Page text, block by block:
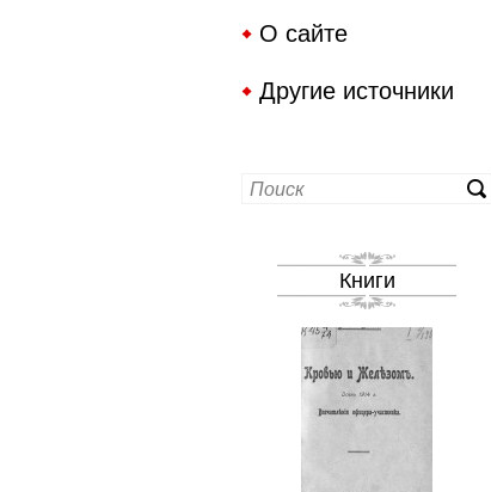
О сайте
Другие источники
Книги